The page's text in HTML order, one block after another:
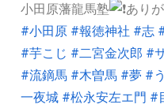
小田原藩龍馬塾
あり
#小田原 #報徳神社 #志
#芋こじ #二宮金次郎 #
#流鏑馬 #木曽馬 #夢 #
一夜城 #松永安左エ門 #